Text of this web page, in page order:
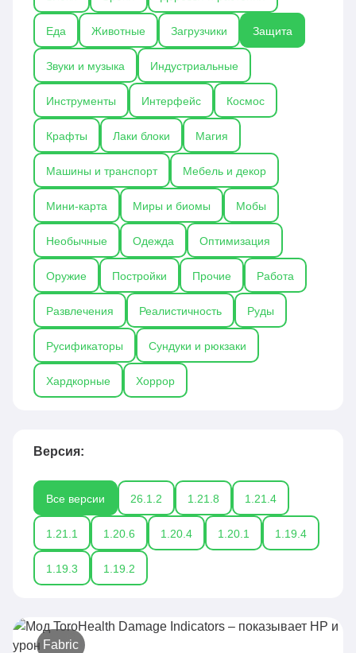
востребованы на серверах и в сборках, где важна
безопасность и контроль над игровыми
ресурсами.
Еда Животные Загрузчики Защита
Звуки и музыка Индустриальные
Инструменты Интерфейс Космос
Крафты Лаки блоки Магия
Машины и транспорт Мебель и декор
Мини-карта Миры и биомы Мобы
Необычные Одежда Оптимизация
Оружие Постройки Прочие Работа
Развлечения Реалистичность Руды
Русификаторы Сундуки и рюкзаки
Хардкорные Хоррор
Версия:
Все версии 26.1.2 1.21.8 1.21.4
1.21.1 1.20.6 1.20.4 1.20.1 1.19.4
1.19.3 1.19.2
Fabric